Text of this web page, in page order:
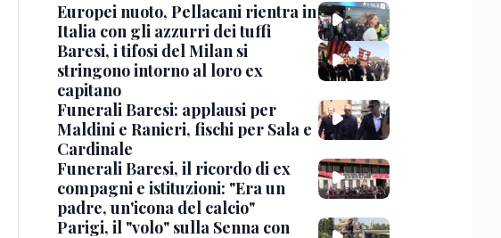
Europei nuoto, Pellacani rientra in
Italia con gli azzurri dei tuffi
Baresi, i tifosi del Milan si
stringono intorno al loro ex
capitano
Funerali Baresi: applausi per
Maldini e Ranieri, fischi per Sala e
Cardinale
Funerali Baresi, il ricordo di ex
compagni e istituzioni: "Era un
padre, un'icona del calcio"
Parigi, il "volo" sulla Senna con